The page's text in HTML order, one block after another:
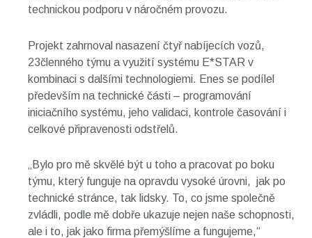
technickou podporu v náročném provozu.
Projekt zahrnoval nasazení čtyř nabíjecích vozů,
23členného týmu a využití systému E*STAR v
kombinaci s dalšími technologiemi. Enes se podílel
především na technické části – programování
iniciačního systému, jeho validaci, kontrole časování i
celkové připravenosti odstřelů.
„Bylo pro mě skvělé být u toho a pracovat po boku
týmu, který funguje na opravdu vysoké úrovni, jak po
technické stránce, tak lidsky. To, co jsme společně
zvládli, podle mě dobře ukazuje nejen naše schopnosti,
ale i to, jak jako firma přemýšlíme a fungujeme,“